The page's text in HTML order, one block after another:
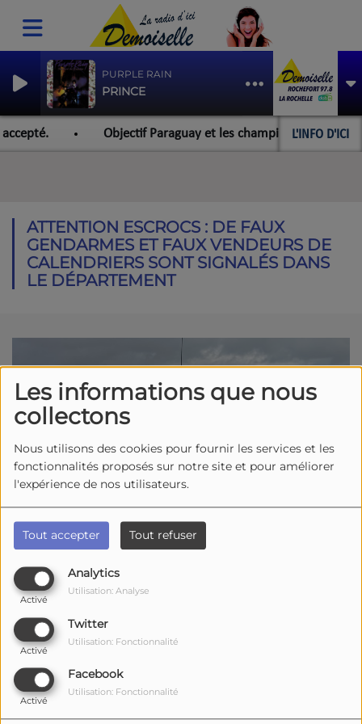
Les informations que nous
collectons
Nous utilisons des cookies pour fournir les services et les
fonctionnalités proposés sur notre site et pour améliorer
l'expérience de nos utilisateurs.
Tout accepter Tout refuser
Analytics
Activé
Utilisation: Analyse
Twitter
Activé
Utilisation: Fonctionnalité
Facebook
Activé
Utilisation: Fonctionnalité
PURPLE RAIN
PRINCE
L'INFO D'ICI
Objectif Paraguay et les championnats du
ATTENTION ESCROCS : DE FAUX
GENDARMES ET FAUX VENDEURS DE
CALENDRIERS SONT SIGNALÉS DANS
LE DÉPARTEMENT
01 décembre 2025 -
La gendarmerie de Charente-Maritime lance un
appel à la vigilance, pour de faux contrôles
routiers menés par de faux gendarmes.